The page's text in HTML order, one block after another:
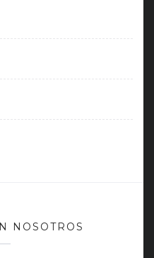
NOSOTROS